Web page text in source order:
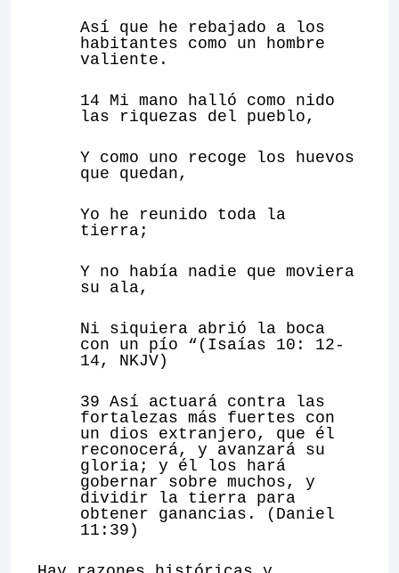
Así que he rebajado a los
habitantes como un hombre
valiente.
14 Mi mano halló como nido
las riquezas del pueblo,
Y como uno recoge los huevos
que quedan,
Yo he reunido toda la
tierra;
Y no había nadie que moviera
su ala,
Ni siquiera abrió la boca
con un pío “(Isaías 10: 12-
14, NKJV)
39 Así actuará contra las
fortalezas más fuertes con
un dios extranjero, que él
reconocerá, y avanzará su
gloria; y él los hará
gobernar sobre muchos, y
dividir la tierra para
obtener ganancias. (Daniel
11:39)